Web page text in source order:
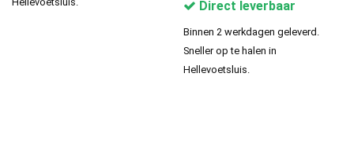
Direct leverbaar
Binnen 2 werkdagen geleverd.
Sneller op te halen in
Hellevoetsluis.